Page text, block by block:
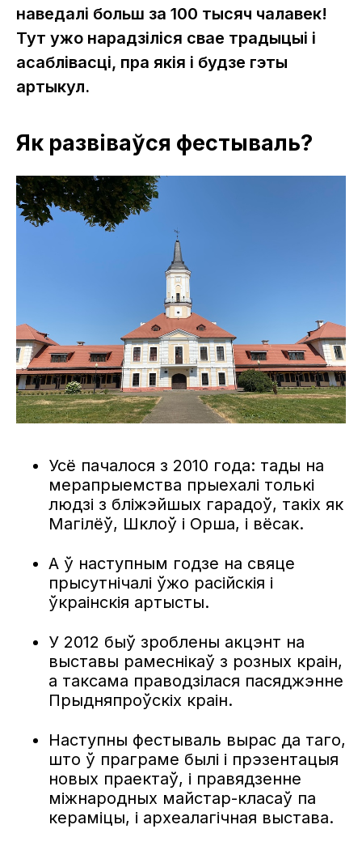
наведалі больш за 100 тысяч чалавек!
Тут ужо нарадзіліся свае традыцыі і
асаблівасці, пра якія і будзе гэты
артыкул.
Як развіваўся фестываль?
Усё пачалося з 2010 года: тады на
мерапрыемства прыехалі толькі
людзі з бліжэйшых гарадоў, такіх як
Магілёў, Шклоў і Орша, і вёсак.
А ў наступным годзе на свяце
прысутнічалі ўжо расійскія і
ўкраінскія артысты.
У 2012 быў зроблены акцэнт на
выставы рамеснікаў з розных краін,
а таксама праводзілася пасяджэнне
Прыдняпроўскіх краін.
Наступны фестываль вырас да таго,
што ў праграме былі і прэзентацыя
новых праектаў, і правядзенне
міжнародных майстар-класаў па
кераміцы, і археалагічная выстава.